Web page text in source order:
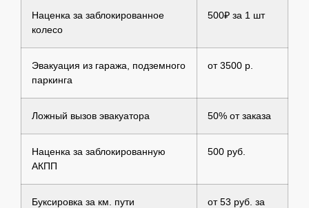
Наценка за заблокированное
колесо
500₽ за 1 шт
Эвакуация из гаража, подземного
паркинга
от 3500 р.
Ложный вызов эвакуатора 50% от заказа
Наценка за заблокированную
АКПП
500 руб.
Буксировка за км. пути
от 53 руб. за